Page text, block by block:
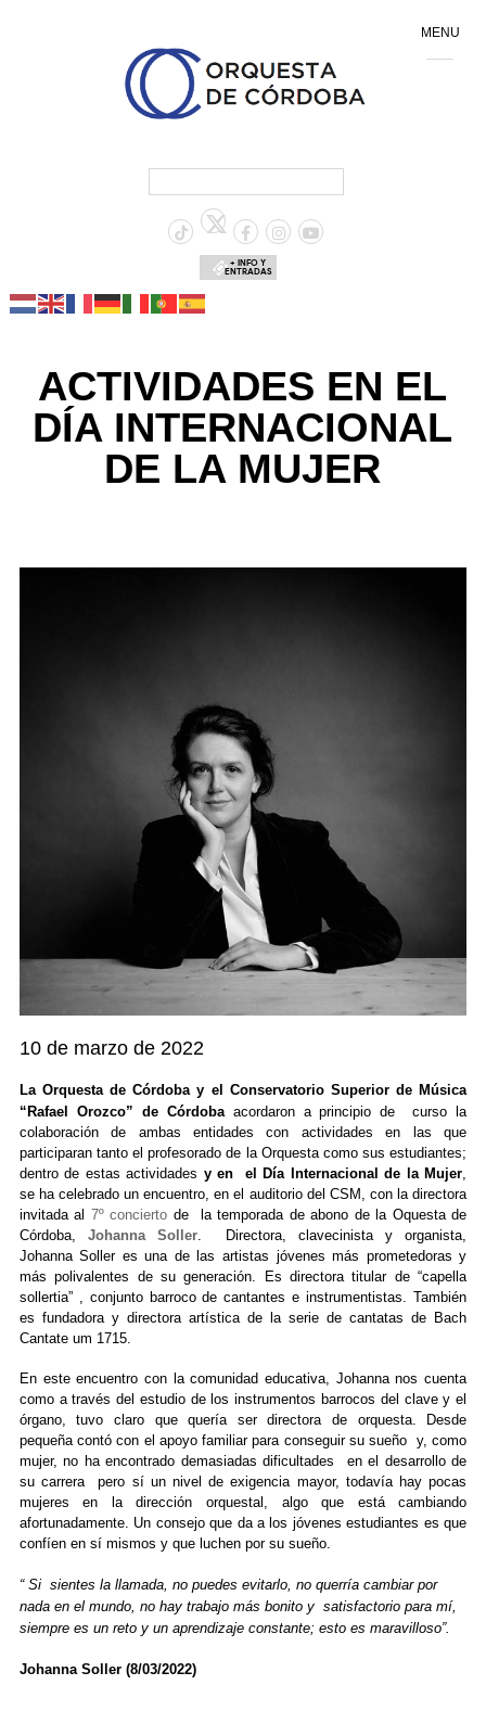
+ INFO Y
ENTRADAS
ACTIVIDADES EN EL
DÍA INTERNACIONAL
DE LA MUJER
10 de marzo de 2022
La Orquesta de Córdoba y el Conservatorio Superior de Música
“Rafael Orozco” de Córdobaacordaron a principio de curso la
colaboración de ambas entidades con actividades en las que
participaran tanto el profesorado de la Orquesta como sus estudiantes;
dentro de estas actividades y en el Día Internacional de la Mujer
se ha celebrado un encuentro, en el auditorio del CSM, con la directora
invitada al 7º concierto de la temporada de abono de la Oquesta de
Córdoba, Johanna Soller. Directora, clavecinista y organista,
Johanna Soller es una de las artistas jóvenes más prometedoras y
más polivalentes de su generación. Es directora titular de “capella
sollertia” , conjunto barroco de cantantes e instrumentistas. También
es fundadora y directora artística de la serie de cantatas de Bach
Cantate um 1715.
En este encuentro con la comunidad educativa, Johanna nos cuenta
como a través del estudio de los instrumentos barrocos del clave y el
órgano, tuvo claro que quería ser directora de orquesta. Desde
pequeña contó con el apoyo familiar para conseguir su sueño y, como
mujer, no ha encontrado demasiadas dificultades en el desarrollo de
su carrera pero sí un nivel de exigencia mayor, todavía hay pocas
mujeres en la dirección orquestal, algo que está cambiando
afortunadamente. Un consejo que da a los jóvenes estudiantes es que
confíen en sí mismos y que luchen por su sueño.
“ Si sientes la llamada, no puedes evitarlo, no querría cambiar por
nada en el mundo, no hay trabajo más bonito y satisfactorio para mí,
siempre es un reto y un aprendizaje constante; esto es maravilloso”.
Johanna Soller (8/03/2022)
MENU